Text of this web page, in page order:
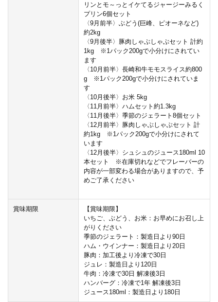
リンとモ～っとイケてるジャージーみるく
プリン6個セット
〈9月前半〉ぶどう(巨峰、ピオーネなど)
約2kg
〈9月後半〉豚肉しゃぶしゃぶセット 計約
1kg ※1パック200gで小分けにされてい
ます
〈10月前半〉長崎和牛モモスライス約800
g ※1パック200gで小分けにされていま
す
〈10月後半〉お米 5kg
〈11月前半〉ハムセット約1.3kg
〈11月後半〉季節のジェラート8個セット
〈12月前半〉豚肉しゃぶしゃぶセット 計
約1kg ※1パック200gで小分けにされて
います
〈12月後半〉シュシュのジュース180ml 10
本セット ※在庫切れなどでフレーバーの
内容が一部変わる場合がありますので、予
めご了承ください
賞味期限
【賞味期限】
いちご、ぶどう、お米：お早めにお召し上
がりください
季節のジェラート：製造日より90日
ハム・ウインナー：製造日より20日
豚肉：加工後より冷凍で30日
ジュレ：製造日より120日
牛肉：冷凍で30日 解凍後3日
ハンバーグ：冷凍で1年 解凍後3日
ジュース180ml：製造日より180日